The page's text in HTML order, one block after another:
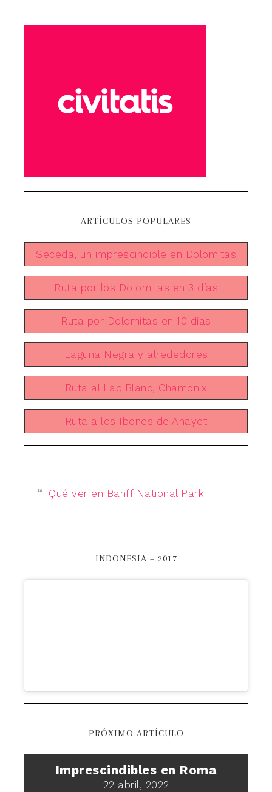
ARTÍCULOS POPULARES
Seceda, un imprescindible en Dolomitas
Ruta por los Dolomitas en 3 días
Ruta por Dolomitas en 10 días
Laguna Negra y alrededores
Ruta al Lac Blanc, Chamonix
Ruta a los Ibones de Anayet
Qué ver en Banff National Park
INDONESIA – 2017
PRÓXIMO ARTÍCULO
Imprescindibles en Roma
22 abril, 2022